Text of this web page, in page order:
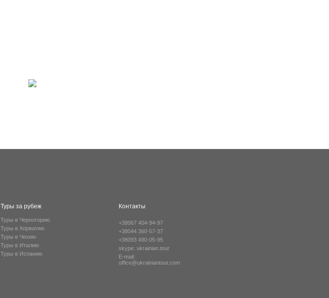
Туры за рубеж
Туры в Черногорию
Туры в Хорватию
Туры в Чехию
Туры в Италию
Туры в Испанию
Контакты
+38067 404-94-97
+38044 360-57-37
+38093 490-05-95
skype: ukrainian.tour
E-mail:
office@ukrainiantour.com